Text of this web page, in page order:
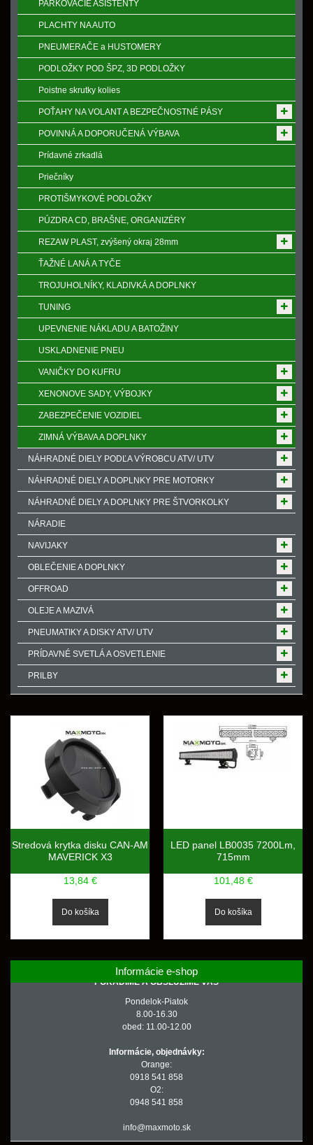
PARKOVACIE ASISTENTY
PLACHTY NA AUTO
PNEUMERAČE a HUSTOMERY
PODLOŽKY POD ŠPZ, 3D PODLOŽKY
Poistne skrutky kolies
POŤAHY NA VOLANT A BEZPEČNOSTNÉ PÁSY
POVINNÁ A DOPORUČENÁ VÝBAVA
Prídavné zrkadlá
Priečníky
PROTIŠMYKOVÉ PODLOŽKY
PÚZDRA CD, BRAŠNE, ORGANIZÉRY
REZAW PLAST, zvýšený okraj 28mm
ŤAŽNÉ LANÁ A TYČE
TROJUHOLNÍKY, KLADIVKÁ A DOPLNKY
TUNING
UPEVNENIE NÁKLADU A BATOŽINY
USKLADNENIE PNEU
VANIČKY DO KUFRU
XENONOVE SADY, VÝBOJKY
ZABEZPEČENIE VOZIDIEL
ZIMNÁ VÝBAVA A DOPLNKY
NÁHRADNÉ DIELY PODĽA VÝROBCU ATV/ UTV
NÁHRADNÉ DIELY A DOPLNKY PRE MOTORKY
NÁHRADNÉ DIELY A DOPLNKY PRE ŠTVORKOLKY
NÁRADIE
NAVIJAKY
OBLEČENIE A DOPLNKY
OFFROAD
OLEJE A MAZIVÁ
PNEUMATIKY A DISKY ATV/ UTV
PRÍDAVNÉ SVETLÁ A OSVETLENIE
PRILBY
Stredová krytka disku CAN-AM
MAVERICK X3
13,84 €
LED panel LB0035 7200Lm,
715mm
101,48 €
Informácie e-shop
PORADÍME A OBSLÚŽIME VÁS
Pondelok-Piatok
8.00-16.30
obed: 11.00-12.00
Informácie, objednávky:
Orange:
0918 541 858
O2:
0948 541 858
info@maxmoto.sk